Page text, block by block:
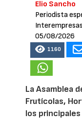
Elio Sancho
Periodista
05/08/2026
1160
La Asamblea
Frutícolas,
los